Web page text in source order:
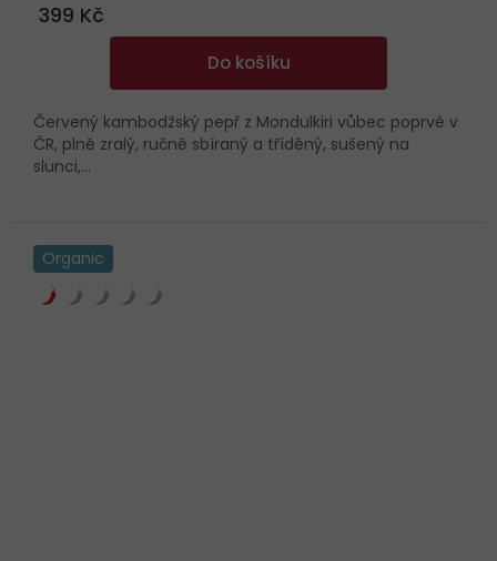
399 Kč
Do košíku
Červený kambodžský pepř z Mondulkiri vůbec poprvé v
ČR, plně zralý, ručně sbíraný a tříděný, sušený na
slunci,...
Organic